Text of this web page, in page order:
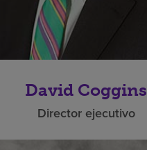
David Coggins
Director ejecutivo